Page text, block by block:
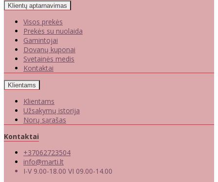
Klientų aptarnavimas
Visos prekės
Prekės su nuolaida
Gamintojai
Dovanų kuponai
Svetainės medis
Kontaktai
Klientams
Klientams
Užsakymų istorija
Norų sąrašas
Kontaktai
+37062723504
info@marti.lt
I-V 9.00-18.00 VI 09.00-14.00